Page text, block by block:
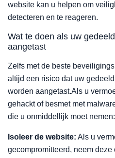
website kan u helpen om
detecteren en te reageren.
Wat te doen als uw
aangetast
Zelfs met de beste
altijd een risico dat uw
worden aangetast.Als u
gehackt of besmet met
die u onmiddellijk moet nemen:
Isoleer de website: Als u
gecompromitteerd, neem